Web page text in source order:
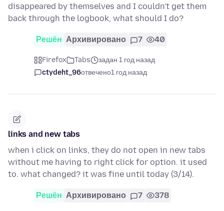
disappeared by themselves and I couldn't get them
back through the logbook, what should I do?
Решён Архивировано 7 40
Firefox Tabs
задан 1 год назад
ctydeht_96отвечено1 год назад
links and new tabs
when i click on links, they do not open in new tabs
without me having to right click for option. it used
to. what changed? it was fine until today (3/14).
Решён Архивировано 7 378